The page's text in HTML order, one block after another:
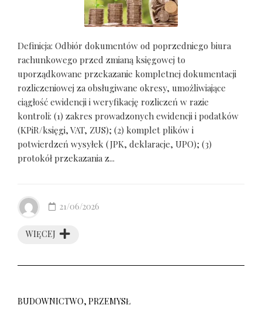
Definicja: Odbiór dokumentów od poprzedniego biura
rachunkowego przed zmianą księgowej to
uporządkowane przekazanie kompletnej dokumentacji
rozliczeniowej za obsługiwane okresy, umożliwiające
ciągłość ewidencji i weryfikację rozliczeń w razie
kontroli: (1) zakres prowadzonych ewidencji i podatków
(KPiR/księgi, VAT, ZUS); (2) komplet plików i
potwierdzeń wysyłek (JPK, deklaracje, UPO); (3)
protokół przekazania z...
WIĘCEJ
21/06/2026
BUDOWNICTWO, PRZEMYSŁ